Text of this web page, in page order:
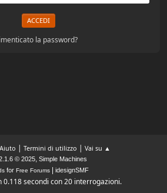
la password?
Aiuto | Termini di utilizzo | Vai su ▲
© 2025, Simple Machines
for Free Forums| idesignSMF
0.118 secondi con 20 interrogazioni.